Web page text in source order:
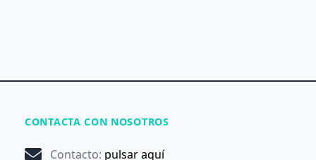
CONTACTA CON NOSOTROS
Contacto: pulsar aquí